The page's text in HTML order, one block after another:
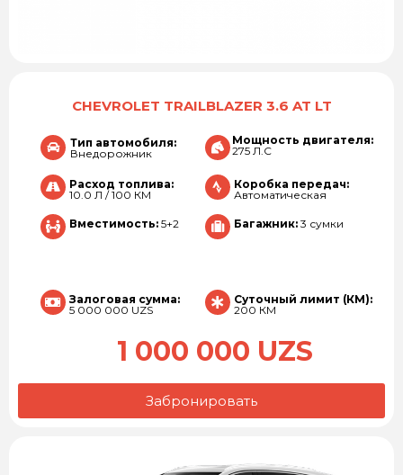
CHEVROLET TRAILBLAZER 3.6 AT LT
Тип автомобиля:
Внедорожник
Мощность двигателя:
275 Л.С
Расход топлива:
10.0 Л / 100 КМ
Коробка передач:
Автоматическая
Вместимость: 5+2 Багажник: 3 сумки
Залоговая сумма:
5 000 000 UZS
Суточный лимит (КМ):
200 КМ
1 000 000 UZS
Забронировать